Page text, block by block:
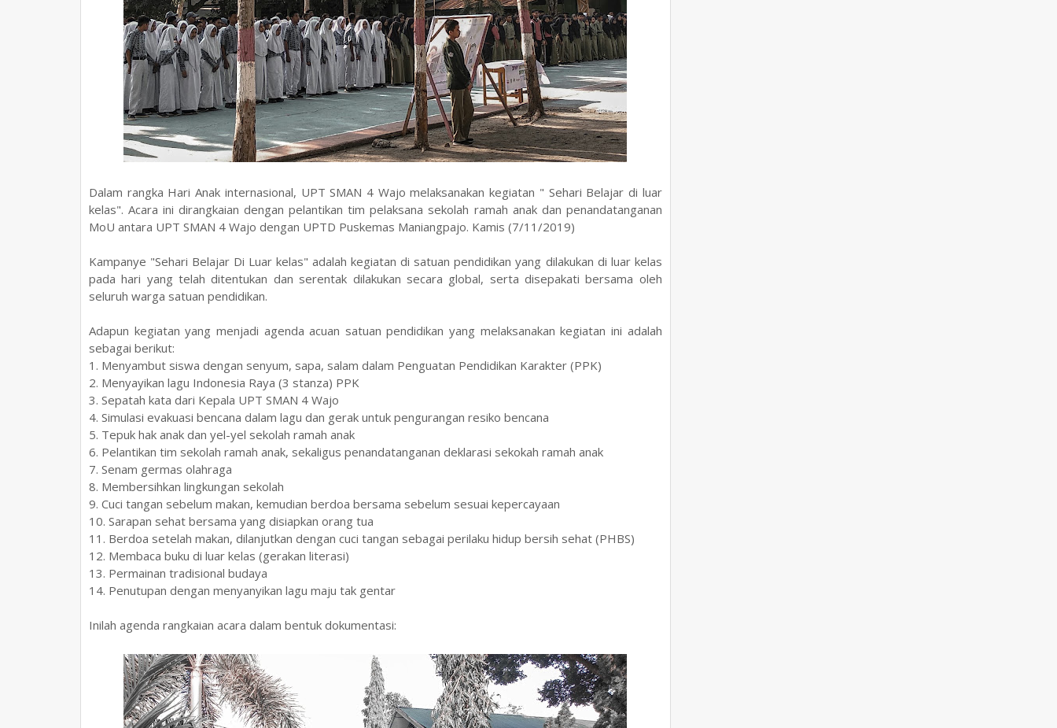
Dalam rangka Hari Anak internasional, UPT SMAN 4 Wajo melaksanakan kegiatan " Sehari Belajar di luar
kelas". Acara ini dirangkaian dengan pelantikan tim pelaksana sekolah ramah anak dan penandatanganan
MoU antara UPT SMAN 4 Wajo dengan UPTD Puskemas Maniangpajo. Kamis (7/11/2019)
Kampanye "Sehari Belajar Di Luar kelas" adalah kegiatan di satuan pendidikan yang dilakukan di luar kelas
pada hari yang telah ditentukan dan serentak dilakukan secara global, serta disepakati bersama oleh
seluruh warga satuan pendidikan.
Adapun kegiatan yang menjadi agenda acuan satuan pendidikan yang melaksanakan kegiatan ini adalah
sebagai berikut:
1. Menyambut siswa dengan senyum, sapa, salam dalam Penguatan Pendidikan Karakter (PPK)
2. Menyayikan lagu Indonesia Raya (3 stanza) PPK
3. Sepatah kata dari Kepala UPT SMAN 4 Wajo
4. Simulasi evakuasi bencana dalam lagu dan gerak untuk pengurangan resiko bencana
5. Tepuk hak anak dan yel-yel sekolah ramah anak
6. Pelantikan tim sekolah ramah anak, sekaligus penandatanganan deklarasi sekokah ramah anak
7. Senam germas olahraga
8. Membersihkan lingkungan sekolah
9. Cuci tangan sebelum makan, kemudian berdoa bersama sebelum sesuai kepercayaan
10. Sarapan sehat bersama yang disiapkan orang tua
11. Berdoa setelah makan, dilanjutkan dengan cuci tangan sebagai perilaku hidup bersih sehat (PHBS)
12. Membaca buku di luar kelas (gerakan literasi)
13. Permainan tradisional budaya
14. Penutupan dengan menyanyikan lagu maju tak gentar
Inilah agenda rangkaian acara dalam bentuk dokumentasi: